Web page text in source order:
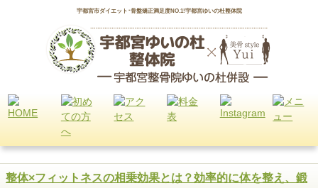
宇都宮市ダイエット･骨盤矯正満足度NO.1!宇都宮ゆいの杜整体院
整体×フィットネスの相乗効果とは？効率的に体を整え、鍛